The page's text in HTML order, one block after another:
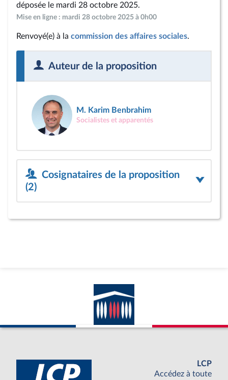
déposée le mardi 28 octobre 2025.
Mise en ligne : mardi 28 octobre 2025 à 0h00
Renvoyé(e) à la commission des affaires sociales.
Auteur de la proposition
M. Karim Benbrahim
Socialistes et apparentés
Cosignataires de la proposition
(2)
LCP
Accédez à toute